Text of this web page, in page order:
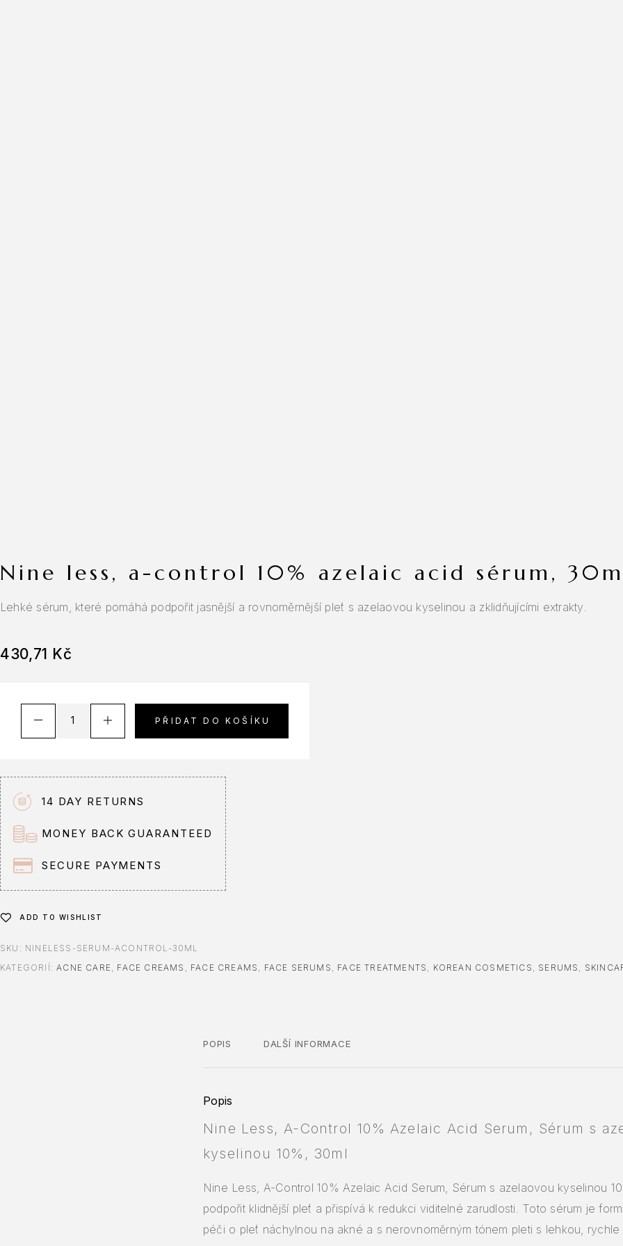
nine less, a-control 10% azelaic acid sérum,
Lehké sérum, které pomáhá podpořit jasnější a rovnoměrnější pleť s azelaovou kyselinou a zklidňujícími extrakty.
430,71 Kč
PŘIDAT DO KOŠÍKU
14 DAY RETURNS
MONEY BACK GUARANTEED
SECURE PAYMENTS
ADD TO WISHLIST
SKU: NINELESS-SERUM-ACONTROL-30ML
KATEGORIÍ:ACNE CARE FACE CREAMS FACE CREAMS FACE SERUMS FACE TREATMENTS KOREAN COSMETICS SERUMS
POPIS DALŠÍ INFORMACE
Popis
Nine Less, A-Control 10% Azelaic Acid Serum, Sérum s
kyselinou 10%, 30ml
Nine Less, A-Control 10% Azelaic Acid Serum, Sérum s azelaovou kyselinou
podpořit klidnější pleť a přispívá k redukci viditelné zarudlosti. Toto sérum je
péči o pleť náchylnou na akné a s nerovnoměrným tónem pleti s lehkou,